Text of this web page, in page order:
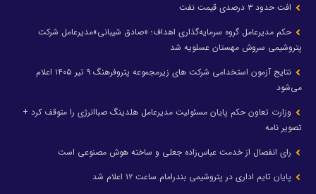
افت حدود ۳ درصدی قیمت نفت
حکم مدیرعامل گروه سرمایه‌گذاری اهداف؛ «صادق شیبانی»مدیرعامل شرکت
پتروشیمی سروش مهستان عسلویه شد
نتایج آزمون استخدامی شرکت های زیرمجموعه پتروفرهنگ ۹ تیر ۱۴۰۵ اعلام
می‌شود
وزارت تعاون حکم پایان مسئولیت مدیرعامل هلدینگ صباانرژی را متوقف کرد +
تصویر نامه
رای انفصال از خدمت عباس‌زاده جعلی و ساخته هوش مصنوعی است
پایان تایم اداری در پتروشیمی بندرامام ساعت ۱۲ اعلام شد